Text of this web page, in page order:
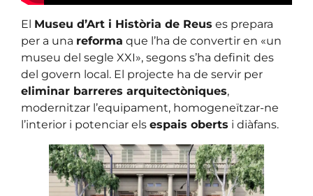
El Museu d’Art i Història de Reus es prepara
per a una reforma que l’ha de convertir en «un
museu del segle XXI», segons s’ha definit des
del govern local. El projecte ha de servir per
eliminar barreres arquitectòniques,
modernitzar l’equipament, homogeneïtzar-ne
l’interior i potenciar els espais oberts i diàfans.